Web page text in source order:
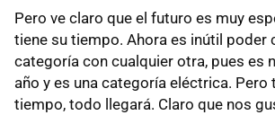
Pero ve claro que el futuro es muy
tiene su tiempo. Ahora es inútil poder
categoría con cualquier otra, pues es
año y es una categoría eléctrica. Pero
tiempo, todo llegará. Claro que nos